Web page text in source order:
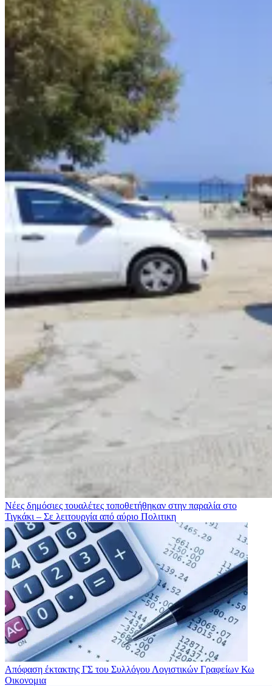
Νέες δημόσιες τουαλέτες τοποθετήθηκαν στην παραλία στο
Τιγκάκι – Σε λειτουργία από αύριο Πολιτικη
Απόφαση έκτακτης ΓΣ του Συλλόγου Λογιστικών Γραφείων Κω
Οικονομια